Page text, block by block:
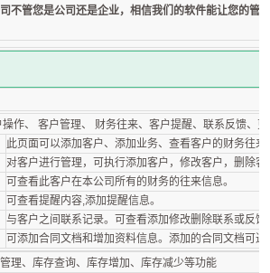
不管您是公司还是企业，相信我们的软件能让您的管
操作、 客户管理、 财务往来、客户提醒、联系反馈、
此页面可以添加客户、添加业务、查看客户的财务往
对客户进行管理，可执行添加客户，修改客户，删除客
可查看此客户在本公司所有的财务的往来信息。
可查看提醒内容,添加提醒信息。
与客户之间联系记录。可查看添加修改删除联系或反馈
可添加合同文档和增加资料信息。添加的合同文档可进
理、库存查询、库存增加、库存减少等功能